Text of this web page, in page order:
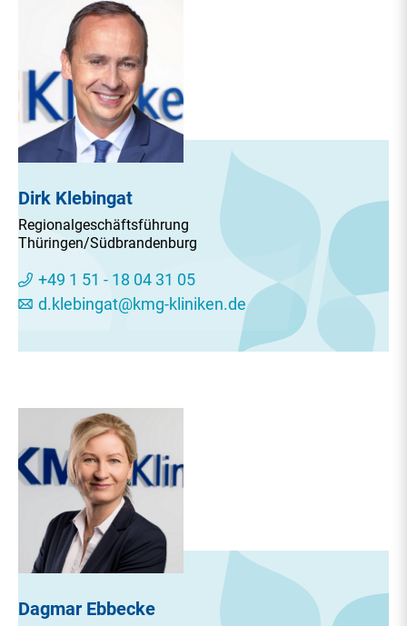
Dirk Klebingat
Regionalgeschäftsführung
Thüringen/Südbrandenburg
+49 1 51 - 18 04 31 05
d.klebingat@kmg-kliniken.de
Dagmar Ebbecke